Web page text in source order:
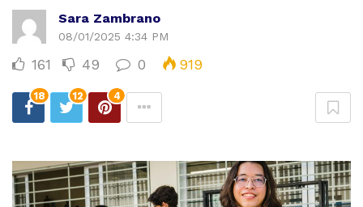
Sara Zambrano
08/01/2025 4:34 PM
161 49 0 919
18 12 4